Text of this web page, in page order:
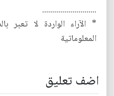
...........................
* الآراء الواردة لا تعبر
المعلوماتية
اضف تعليق